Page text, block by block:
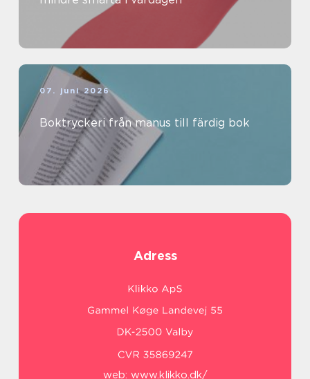
07. juni 2026
Boktryckeri från manus till färdig bok
Adress
web: www.klikko.dk/